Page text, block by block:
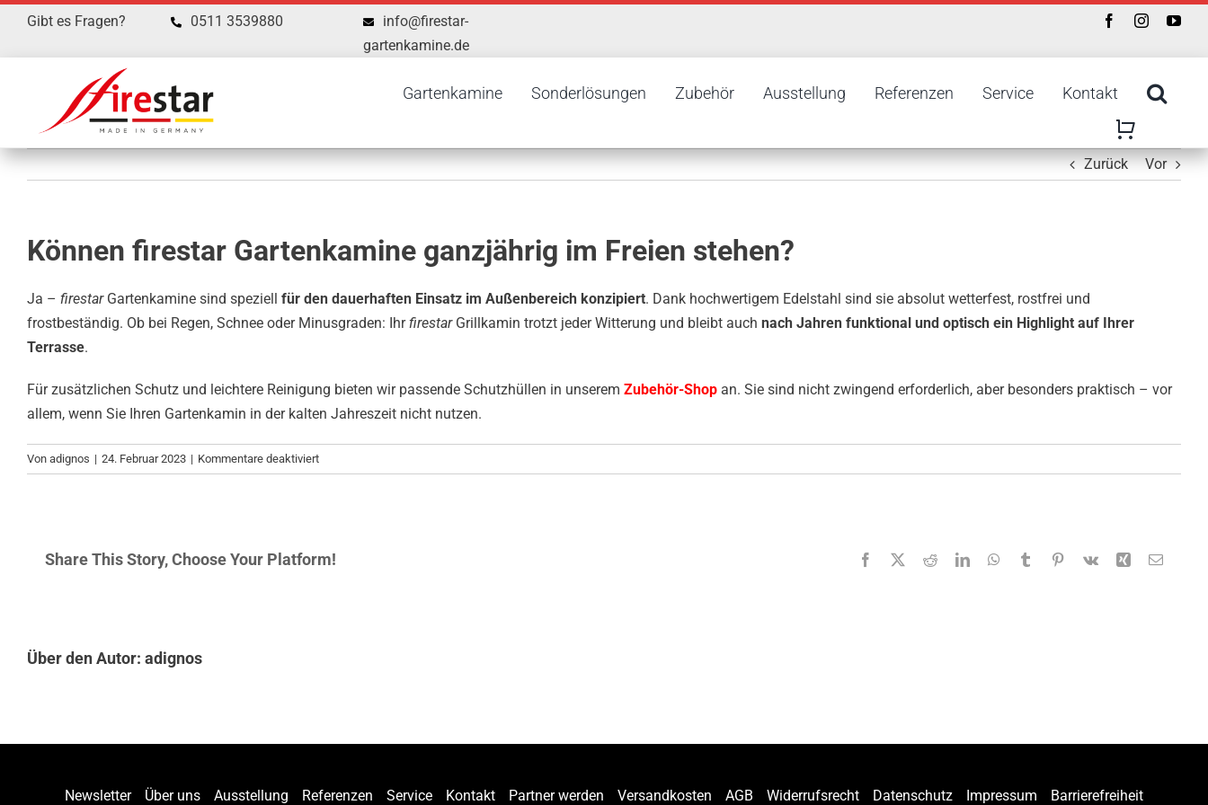
springen
Gibt es Fragen? 0511 3539880
info@firestar-
gartenkamine.de
Gartenkamine Sonderlösungen Zubehör Ausstellung Referenzen Service Kontakt
Zurück Vor
Können firestar Gartenkamine ganzjährig im Freien stehen?
Ja – firestarGartenkamine sind speziell für den dauerhaften Einsatz im Außenbereich konzipiert. Dank hochwertigem Edelstahl sind sie absolut wetterfest, rostfrei und
frostbeständig. Ob bei Regen, Schnee oder Minusgraden: IhrfirestarGrillkamin trotzt jeder Witterung und bleibt auch nach Jahren funktional und optisch ein Highlight auf Ihrer
Terrasse.
Für zusätzlichen Schutz und leichtere Reinigung bieten wir passende Schutzhüllen in unserem Zubehör-Shop an. Sie sind nicht zwingend erforderlich, aber besonders praktisch – vor
allem, wenn Sie Ihren Gartenkamin in der kalten Jahreszeit nicht nutzen.
Von adignos | 24. Februar 2023 | Kommentare deaktiviertfür
Können
im
Share This Story, Choose Your Platform! Facebook RedditLinkedInWhatsApp
Tumblr Pinterest
Vk Xing E-
Über den Autor: adignos
Newsletter Über uns Ausstellung Referenzen Service Kontakt Partner werden Versandkosten AGB Widerrufsrecht Datenschutz Impressum Barrierefreiheit